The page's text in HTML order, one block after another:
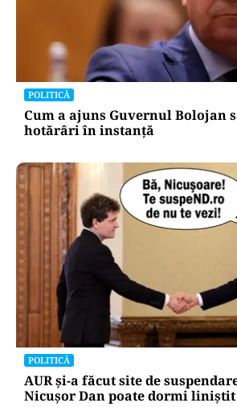
POLITICĂ
Cum a ajuns Guvernul Bolojan
hotărâri în instanță
POLITICĂ
AUR și-a făcut site de
Nicușor Dan poate dormi liniștit